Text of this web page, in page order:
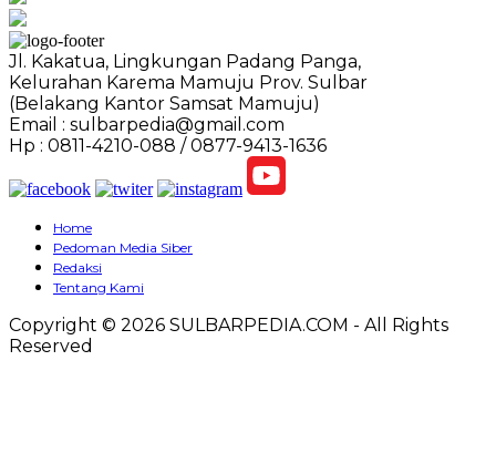
Jl. Kakatua, Lingkungan Padang Panga,
Kelurahan Karema Mamuju Prov. Sulbar
(Belakang Kantor Samsat Mamuju)
Email : sulbarpedia@gmail.com
Hp : 0811-4210-088 / 0877-9413-1636
Home
Pedoman Media Siber
Redaksi
Tentang Kami
Copyright © 2026 SULBARPEDIA.COM - All Rights
Reserved